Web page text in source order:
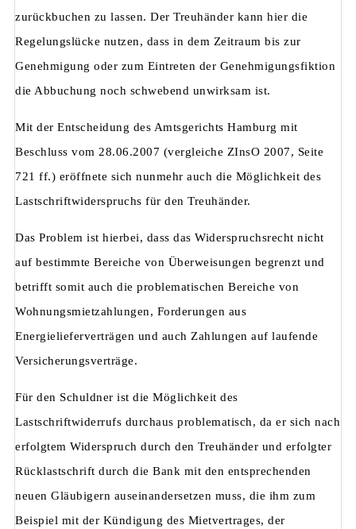
zurückbuchen zu lassen. Der Treuhänder kann hier die
Regelungslücke nutzen, dass in dem Zeitraum bis zur
Genehmigung oder zum Eintreten der Genehmigungsfiktion
die Abbuchung noch schwebend unwirksam ist.
Mit der Entscheidung des Amtsgerichts Hamburg mit
Beschluss vom 28.06.2007 (vergleiche ZInsO 2007, Seite
721 ff.) eröffnete sich nunmehr auch die Möglichkeit des
Lastschriftwiderspruchs für den Treuhänder.
Das Problem ist hierbei, dass das Widerspruchsrecht nicht
auf bestimmte Bereiche von Überweisungen begrenzt und
betrifft somit auch die problematischen Bereiche von
Wohnungsmietzahlungen, Forderungen aus
Energielieferverträgen und auch Zahlungen auf laufende
Versicherungsverträge.
Für den Schuldner ist die Möglichkeit des
Lastschriftwiderrufs durchaus problematisch, da er sich nach
erfolgtem Widerspruch durch den Treuhänder und erfolgter
Rücklastschrift durch die Bank mit den entsprechenden
neuen Gläubigern auseinandersetzen muss, die ihm zum
Beispiel mit der Kündigung des Mietvertrages, der